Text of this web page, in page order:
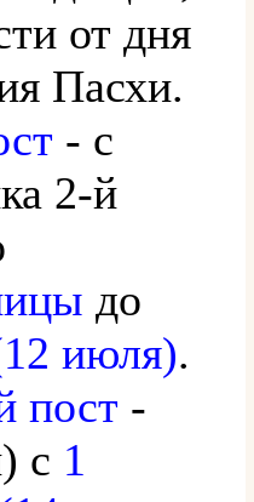
от дня
Пасхи.
- с
2-й
до
июля).
пост -
с 1